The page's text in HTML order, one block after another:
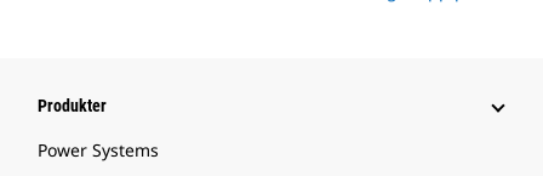
Produkter
Power Systems